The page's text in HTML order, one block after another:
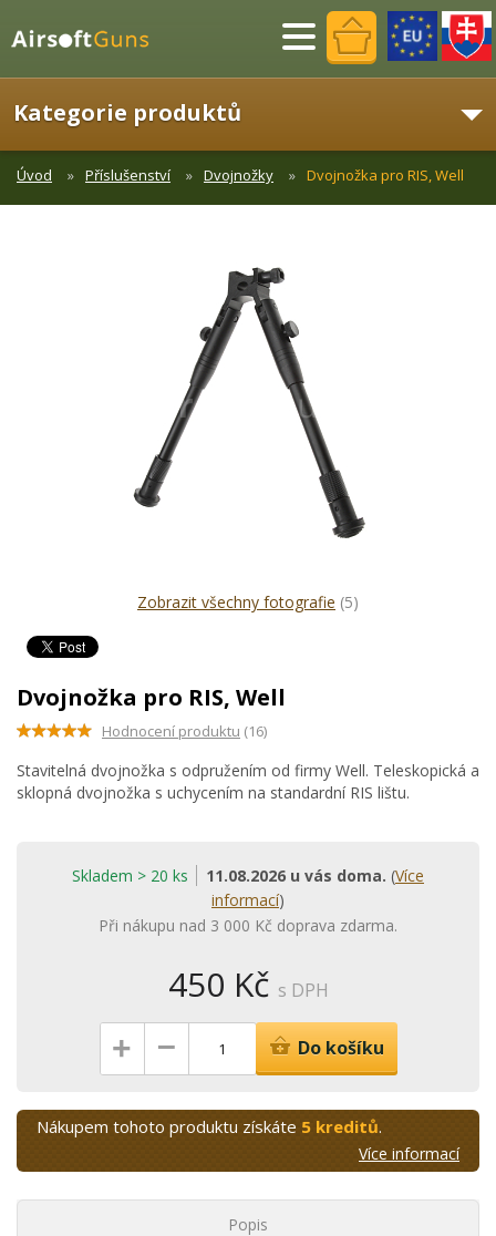
Menu
Kategorie produktů
Úvod Příslušenství Dvojnožky Dvojnožka pro RIS, Well
Zobrazit všechny fotografie (5)
Dvojnožka pro RIS, Well
Hodnocení produktu (16)
Stavitelná dvojnožka s odpružením od firmy Well. Teleskopická a
sklopná dvojnožka s uchycením na standardní RIS lištu.
Skladem > 20 ks 11.08.2026 u vás doma. (Více
informací)
Při nákupu nad 3 000 Kč doprava zdarma.
450 Kč s DPH
+ – Do košíku
Nákupem tohoto produktu získáte 5 kreditů.
Více informací
Popis